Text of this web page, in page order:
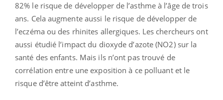
82% le risque de développer de l’asthme à l’âge de trois
ans. Cela augmente aussi le risque de développer de
l’eczéma ou des rhinites allergiques. Les chercheurs ont
aussi étudié l’impact du dioxyde d’azote (NO2) sur la
santé des enfants. Mais ils n’ont pas trouvé de
corrélation entre une exposition à ce polluant et le
risque d’être atteint d’asthme.